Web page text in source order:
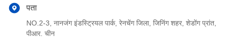
पता
NO.2-3, नानजंग इंडस्ट्रियल पार्क, रेनचेंग जिला, जिनिंग शहर, शेडोंग प्रांत,
पीआर. चीन